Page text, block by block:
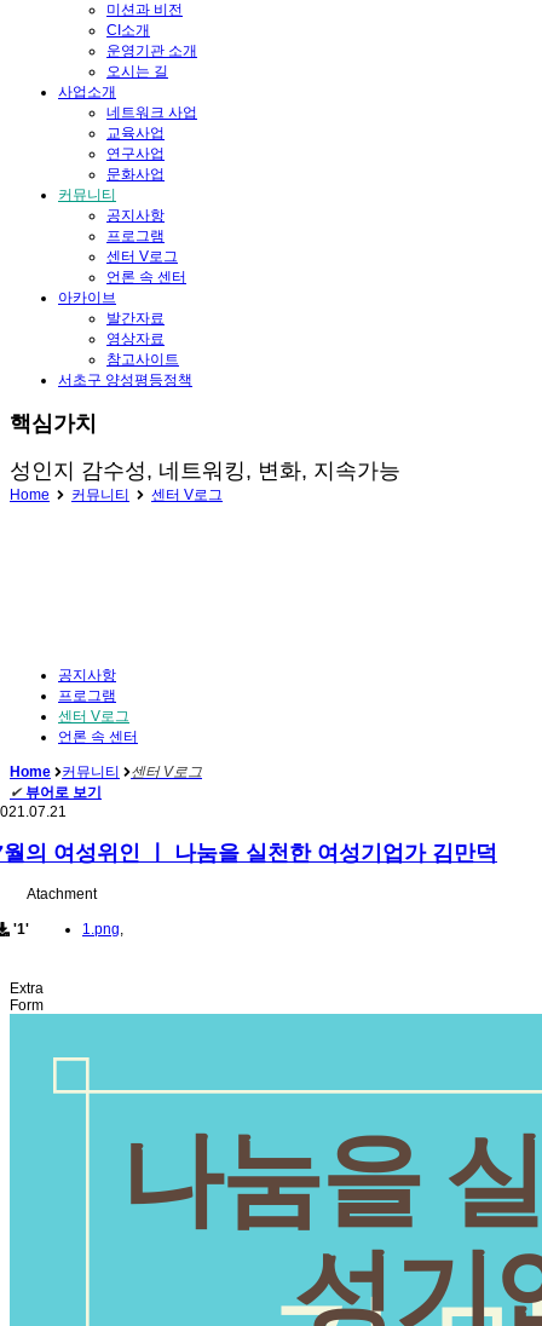
미션과 비전
CI소개
운영기관 소개
오시는 길
사업소개
네트워크 사업
교육사업
연구사업
문화사업
커뮤니티
공지사항
프로그램
센터 V로그
언론 속 센터
아카이브
발간자료
영상자료
참고사이트
서초구 양성평등정책
핵심가치
성인지 감수성, 네트워킹, 변화, 지속가능
Home 커뮤니티 센터 V로그
공지사항
프로그램
센터 V로그
언론 속 센터
Home 커뮤니티
센터 V로그
✔ 뷰어로 보기
의 여성위인 ㅣ 나눔을 실천한 여성기업가 김만덕
Atachment
'1' 1.png,
Extra
Form